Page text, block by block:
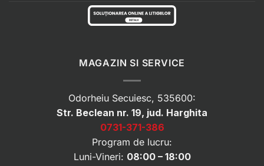
MAGAZIN SI SERVICE
Odorheiu Secuiesc, 535600:
Str. Beclean nr. 19, jud. Harghita
0731-371-386
Program de lucru:
Luni-Vineri: 08:00 – 18:00